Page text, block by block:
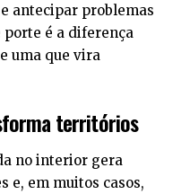
antecipar problemas
é a diferença
uma que vira
territórios
no interior gera
e, em muitos casos,